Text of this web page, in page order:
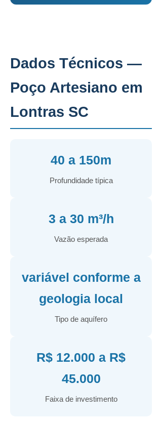
Dados Técnicos —
Poço Artesiano em
Lontras SC
40 a 150m
Profundidade típica
3 a 30 m³/h
Vazão esperada
variável conforme a
geologia local
Tipo de aquífero
R$ 12.000 a R$
45.000
Faixa de investimento